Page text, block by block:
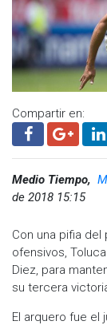
Compartir en:
Medio Tiempo,
de 2018 15:15
Con una pifia
ofensivos,
Diez, para
su tercera
El arquero fue el